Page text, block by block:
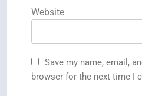
Website
Save my name, email,
browser for the next time I